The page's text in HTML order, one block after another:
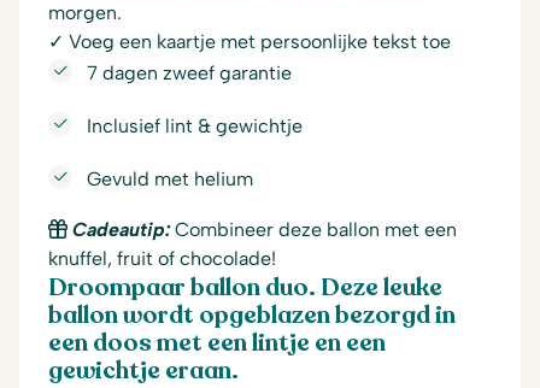
morgen.
✓ Voeg een kaartje met persoonlijke tekst toe
7 dagen zweef garantie
Inclusief lint & gewichtje
Gevuld met helium
Cadeautip:Combineer deze ballon met een
knuffel, fruit of chocolade!
Droompaar ballon duo. Deze leuke
ballon wordt opgeblazen bezorgd in
een doos met een lintje en een
gewichtje eraan.